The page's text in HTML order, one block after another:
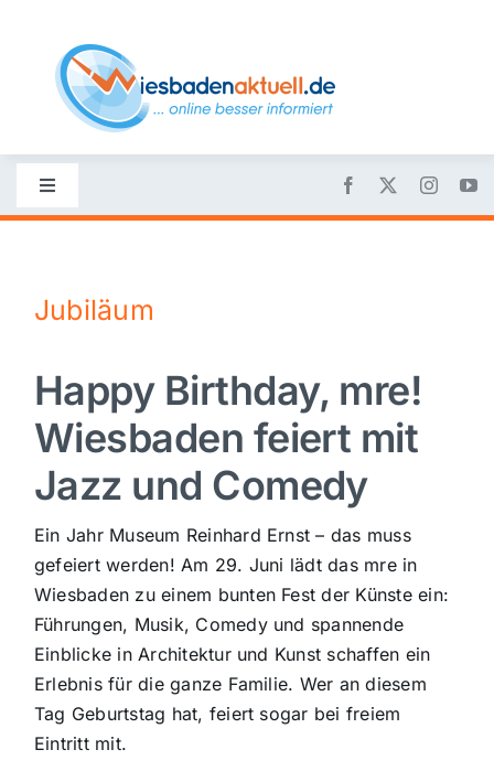
content
Toggle
Navigation
Nachrichten
Politik
Wirtschaft
Sport
Kultur
Panorama
Mein Stadtteil
Jubiläum
Happy Birthday, mre!
Wiesbaden feiert mit
Jazz und Comedy
Ein Jahr Museum Reinhard Ernst – das muss
gefeiert werden! Am 29. Juni lädt das mre in
Wiesbaden zu einem bunten Fest der Künste ein:
Führungen, Musik, Comedy und spannende
Einblicke in Architektur und Kunst schaffen ein
Erlebnis für die ganze Familie. Wer an diesem
Tag Geburtstag hat, feiert sogar bei freiem
Eintritt mit.